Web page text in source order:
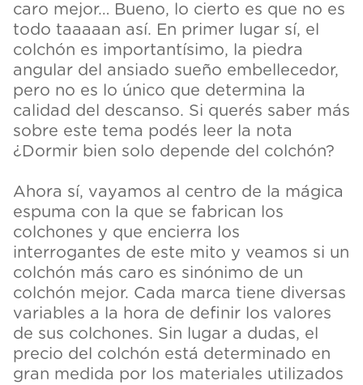
caro mejor… Bueno, lo cierto es que no es
todo taaaaan así. En primer lugar sí, el
colchón es importantísimo, la piedra
angular del ansiado sueño embellecedor,
pero no es lo único que determina la
calidad del descanso. Si querés saber más
sobre este tema podés leer la nota
¿Dormir bien solo depende del colchón?
Ahora sí, vayamos al centro de la mágica
espuma con la que se fabrican los
colchones y que encierra los
interrogantes de este mito y veamos si un
colchón más caro es sinónimo de un
colchón mejor. Cada marca tiene diversas
variables a la hora de definir los valores
de sus colchones. Sin lugar a dudas, el
precio del colchón está determinado en
gran medida por los materiales utilizados